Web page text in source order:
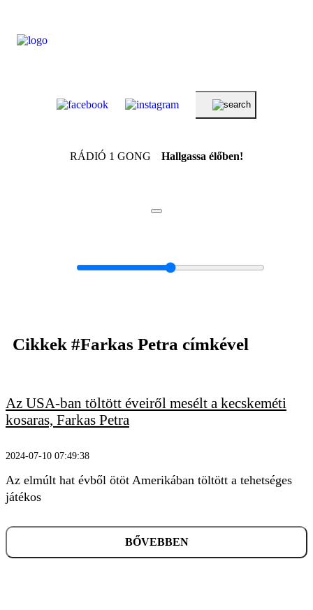
KERESÉS
RÁDIÓ 1 GONG Hallgassa élőben!
Cikkek #Farkas Petra címkével
Az USA-ban töltött éveiről mesélt a kecskeméti
kosaras, Farkas Petra
2024-07-10 07:49:38
Az elmúlt hat évből ötöt Amerikában töltött a tehetséges
játékos
BŐVEBBEN